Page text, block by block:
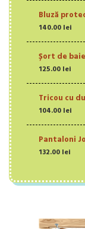
Bluză
140.00 lei
Șort de
125.00 lei
Tricou cu
104.00 lei
Pantaloni
132.00 lei